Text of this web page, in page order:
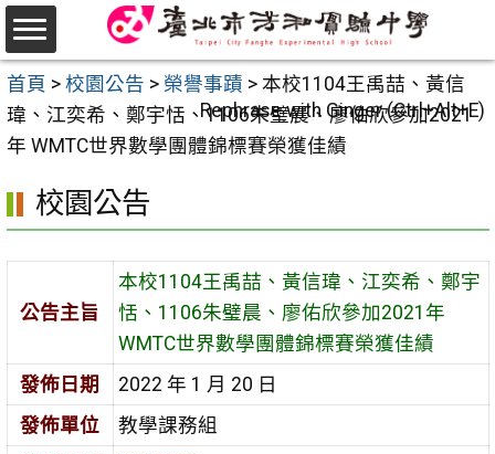
跳
至
主
要
內
首頁 > 校園公告 > 榮譽事蹟 > 本校1104王禹喆、黃信
瑋、江奕希、鄭宇恬、1106朱璧晨、廖佑欣參加2021
年 WMTC世界數學團體錦標賽榮獲佳績
校園公告
公告主旨
本校1104王禹喆、黃信瑋、江奕希、鄭宇
恬、1106朱璧晨、廖佑欣參加2021年
WMTC世界數學團體錦標賽榮獲佳績
發佈日期
2022 年 1 月 20 日
發佈單位
教學課務組
Rephrase with Ginger (Ctrl+Alt+E)
選
單